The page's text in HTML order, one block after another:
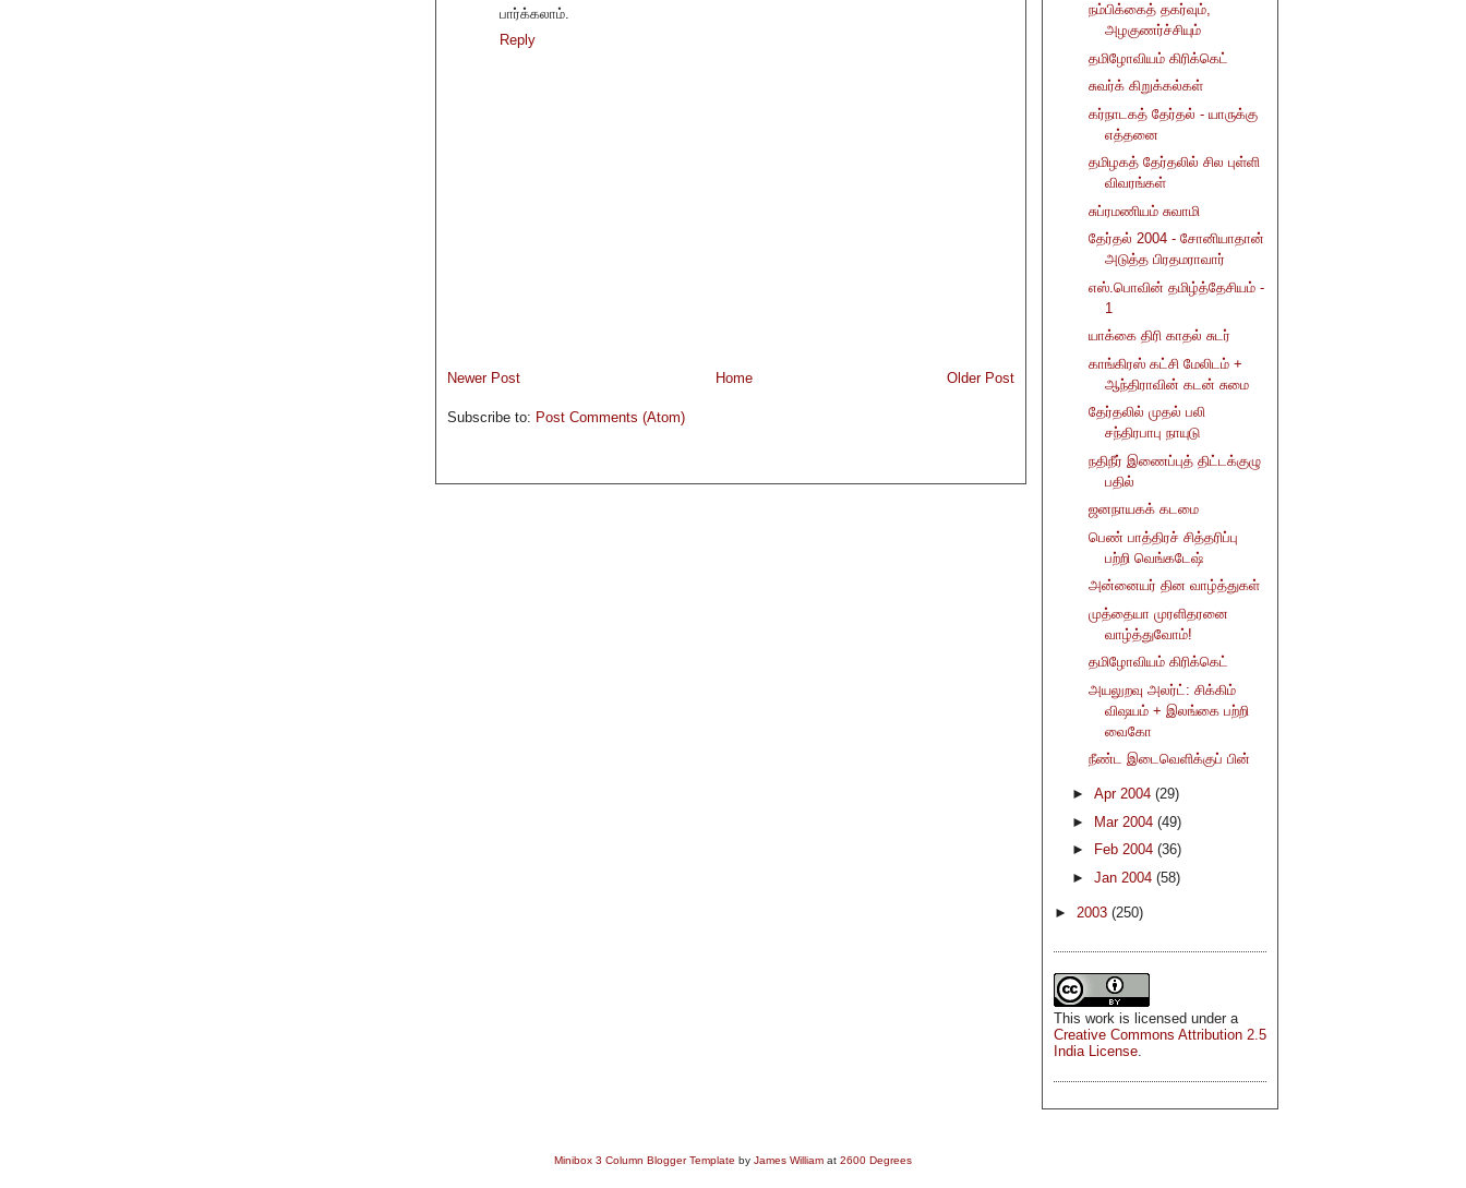
பார்க்கலாம்.
Reply
Newer Post Older Post
Home
Subscribe to: Post Comments (Atom)
நம்பிக்கைத் தகர்வும்,
அழகுணர்ச்சியும்
தமிழோவியம் கிரிக்கெட்
சுவர்க் கிறுக்கல்கள்
கர்நாடகத் தேர்தல் - யாருக்கு
எத்தனை
தமிழகத் தேர்தலில் சில புள்ளி
விவரங்கள்
சுப்ரமணியம் சுவாமி
தேர்தல் 2004 - சோனியாதான்
அடுத்த பிரதமராவார்
எஸ்.பொவின் தமிழ்த்தேசியம் -
1
யாக்கை திரி காதல் சுடர்
காங்கிரஸ் கட்சி மேலிடம் +
ஆந்திராவின் கடன் சுமை
தேர்தலில் முதல் பலி
சந்திரபாபு நாயுடு
நதிநீர் இணைப்புத் திட்டக்குழு
பதில்
ஜனநாயகக் கடமை
பெண் பாத்திரச் சித்தரிப்பு
பற்றி வெங்கடேஷ்
அன்னையர் தின வாழ்த்துகள்
முத்தையா முரளிதரனை
வாழ்த்துவோம்!
தமிழோவியம் கிரிக்கெட்
அயலுறவு அலர்ட்: சிக்கிம்
விஷயம் + இலங்கை பற்றி
வைகோ
நீண்ட இடைவெளிக்குப் பின்
► Apr 2004 (29)
►
Mar 2004 (49)
►
Feb 2004 (36)
► Jan 2004 (58)
► 2003 (250)
This work is licensed under a
Creative Commons Attribution 2.5
India License.
Minibox 3 Column Blogger Template by James William at 2600 Degrees